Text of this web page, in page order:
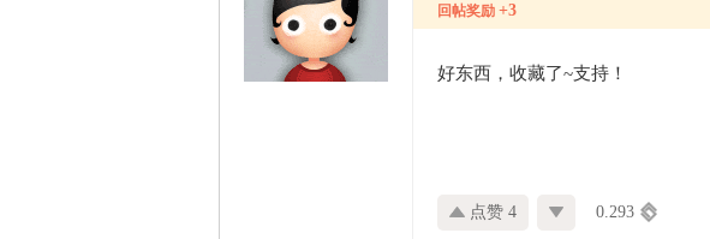
回帖奖励 +3
好东西，收藏了~支持！
点赞 4 0.293